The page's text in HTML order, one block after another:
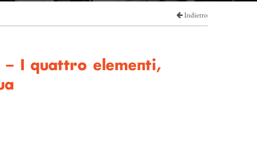
Indietro
– I quattro elementi,